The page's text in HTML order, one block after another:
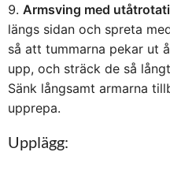
Armsving med
längs sidan och spreta
så att tummarna pekar ut
upp, och sträck de så
Sänk långsamt armarna
upprepa.
Upplägg: